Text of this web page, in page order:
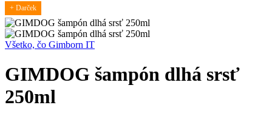
+ Darček
Všetko, čo Gimborn IT
GIMDOG šampón dlhá srsť
250ml